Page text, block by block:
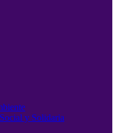
y Solidaria